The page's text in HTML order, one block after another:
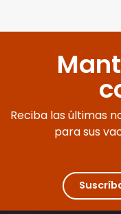
Reciba las últimas
para sus